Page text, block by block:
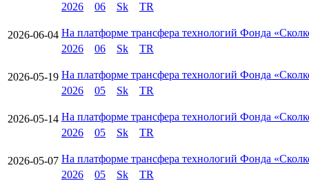
2026
06 Sk TR
2026-06-04 На платформе трансфера технологий Фонда
2026
06 Sk TR
2026-05-19 На платформе трансфера технологий Фонда
2026
05 Sk TR
2026-05-14 На платформе трансфера технологий Фонда
2026
05 Sk TR
2026-05-07 На платформе трансфера технологий Фонда
2026
05 Sk TR